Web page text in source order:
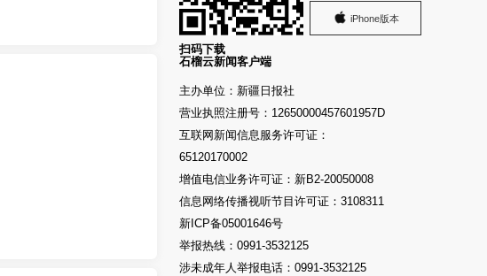
iPhone版本
扫码下载
石榴云新闻客户端
主办单位：新疆日报社
营业执照注册号：12650000457601957D
互联网新闻信息服务许可证：
65120170002
增值电信业务许可证：新B2-20050008
信息网络传播视听节目许可证：3108311
新ICP备05001646号
举报热线：0991-3532125
涉未成年人举报电话：0991-3532125